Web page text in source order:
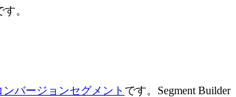
。
ンバージョンセグメント です。Segment Builder